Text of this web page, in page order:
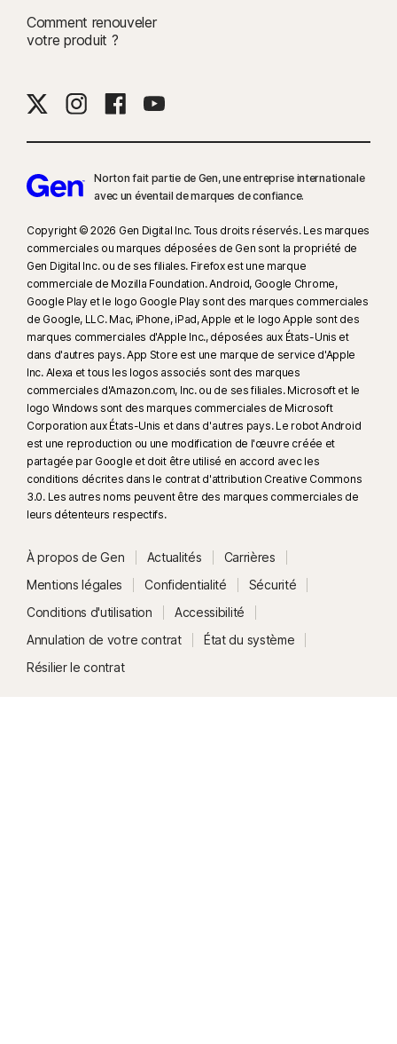
Comment renouveler
votre produit ?
Norton fait partie de Gen, une entreprise internationale
avec un éventail de marques de confiance.​
Copyright © 2026 Gen Digital Inc. Tous droits réservés. Les marques
commerciales ou marques déposées de Gen sont la propriété de
Gen Digital Inc. ou de ses filiales. Firefox est une marque
commerciale de Mozilla Foundation. Android, Google Chrome,
Google Play et le logo Google Play sont des marques commerciales
de Google, LLC. Mac, iPhone, iPad, Apple et le logo Apple sont des
marques commerciales d'Apple Inc., déposées aux États-Unis et
dans d'autres pays. App Store est une marque de service d'Apple
Inc. Alexa et tous les logos associés sont des marques
commerciales d'Amazon.com, Inc. ou de ses filiales. Microsoft et le
logo Windows sont des marques commerciales de Microsoft
Corporation aux États-Unis et dans d'autres pays. Le robot Android
est une reproduction ou une modification de l'œuvre créée et
partagée par Google et doit être utilisé en accord avec les
conditions décrites dans le contrat d'attribution Creative Commons
3.0. Les autres noms peuvent être des marques commerciales de
leurs détenteurs respectifs.
À propos de Gen Actualités
Carrières
Mentions légales
Confidentialité
Sécurité
Conditions d'utilisation
Accessibilité
Annulation de votre contrat
État du système
Résilier le contrat